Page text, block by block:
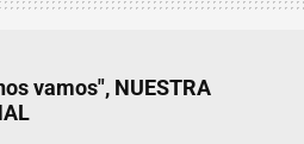
vamos", NUESTRA